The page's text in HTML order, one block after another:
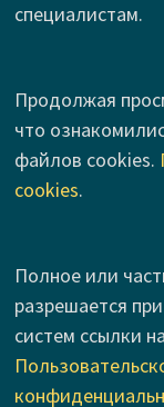
специалистам.
Продолжая
что
файлов cookies.
cookies.
Полное или
разрешается
систем ссылки